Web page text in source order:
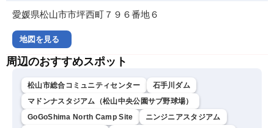
愛媛県松山市市坪西町７９６番地６
地図を見る
周辺のおすすめスポット
松山市総合コミュニティセンター
石手川ダム
マドンナスタジアム（松山中央公園サブ野球場）
GoGoShima North Camp Site
ニンジニアスタジアム